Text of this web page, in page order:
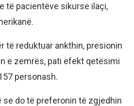
të pacientëve sikurse ilaçi,
të reduktuar ankthin, presionin
e zemrës, pati efekt qetësimi
personash.
se do të preferonin të zgjedhin